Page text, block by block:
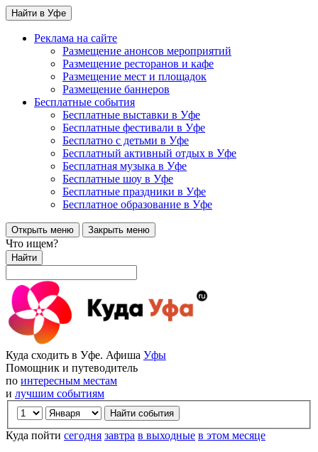
Найти в Уфе
Реклама на сайте
Размещение анонсов мероприятий
Размещение ресторанов и кафе
Размещение мест и площадок
Размещение баннеров
Бесплатные события
Бесплатные выставки в Уфе
Бесплатные фестивали в Уфе
Бесплатно с детьми в Уфе
Бесплатный активный отдых в Уфе
Бесплатная музыка в Уфе
Бесплатные шоу в Уфе
Бесплатные праздники в Уфе
Бесплатное образование в Уфе
Открыть меню Закрыть меню
Что ищем?
Найти
Куда сходить в Уфе. Афиша Уфы
Помощник и путеводитель
по интересным местам
и лучшим событиям
Куда пойти сегодня завтра в выходные в этом месяце